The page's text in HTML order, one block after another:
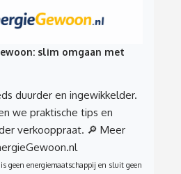
slim omgaan met
duurder en ingewikkelder.
we praktische tips en
verkooppraat. 🔎 Meer
geen energiemaatschappij en sluit geen